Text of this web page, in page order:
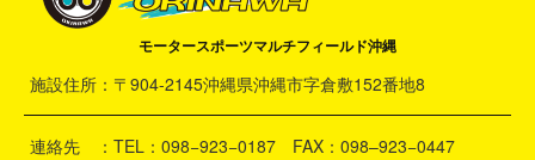
モータースポーツマルチフィールド沖縄
施設住所：〒904-2145沖縄県沖縄市字倉敷152番地8
連絡先 ：TEL：098−923−0187 FAX：098–923−0447